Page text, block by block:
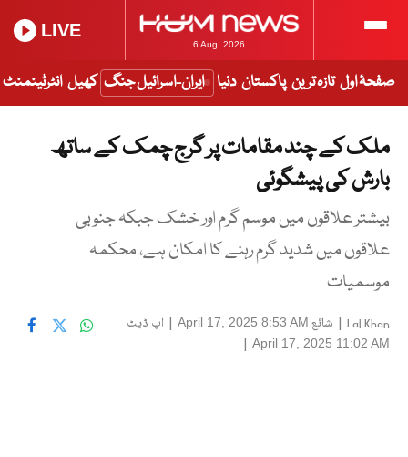
6 Aug, 2026
LIVE
صفحۂ اول تازہ ترین پاکستان دنیا ایران-اسرائیل جنگ کھیل انٹرٹینمنٹ
ملک کے چند مقامات پر گرج چمک کے ساتھ
بارش کی پیشگوئی
بیشتر علاقوں میں موسم گرم اور خشک جبکہ جنوبی
علاقوں میں شدید گرم رہنے کا امکان ہے، محکمہ
موسمیات
Lal Khan
| شائع April 17, 2025 8:53 AM
| اپ ڈیٹ
April 17, 2025 11:02 AM
|